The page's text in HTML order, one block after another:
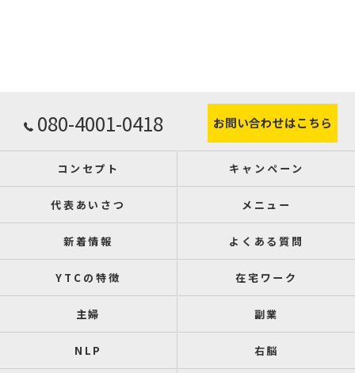
080-4001-0418 お問い合わせはこちら
コンセプト キャンペーン
代表あいさつ メニュー
新着情報 よくある質問
YTCの特徴 在宅ワーク
主婦 副業
NLP 右脳